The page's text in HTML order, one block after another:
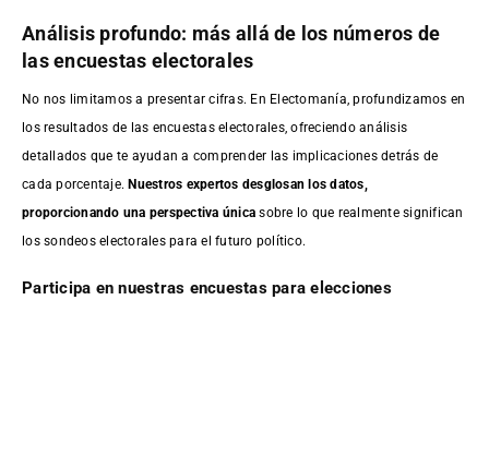
Análisis profundo: más allá de los números de
las encuestas electorales
No nos limitamos a presentar cifras. En Electomanía, profundizamos en
los resultados de las encuestas electorales, ofreciendo análisis
detallados que te ayudan a comprender las implicaciones detrás de
cada porcentaje. Nuestros expertos desglosan los datos,
proporcionando una perspectiva única sobre lo que realmente significan
los sondeos electorales para el futuro político.
Participa en nuestras encuestas para elecciones